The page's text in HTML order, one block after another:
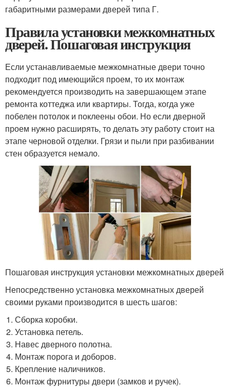
габаритными размерами дверей типа Г.
Правила установки межкомнатных
дверей. Пошаговая инструкция
Если устанавливаемые межкомнатные двери точно
подходит под имеющийся проем, то их монтаж
рекомендуется производить на завершающем этапе
ремонта коттеджа или квартиры. Тогда, когда уже
побелен потолок и поклеены обои. Но если дверной
проем нужно расширять, то делать эту работу стоит на
этапе черновой отделки. Грязи и пыли при разбивании
стен образуется немало.
Пошаговая инструкция установки межкомнатных дверей
Непосредственно установка межкомнатных дверей
своими руками производится в шесть шагов:
Сборка коробки.
Установка петель.
Навес дверного полотна.
Монтаж порога и доборов.
Крепление наличников.
Монтаж фурнитуры двери (замков и ручек).